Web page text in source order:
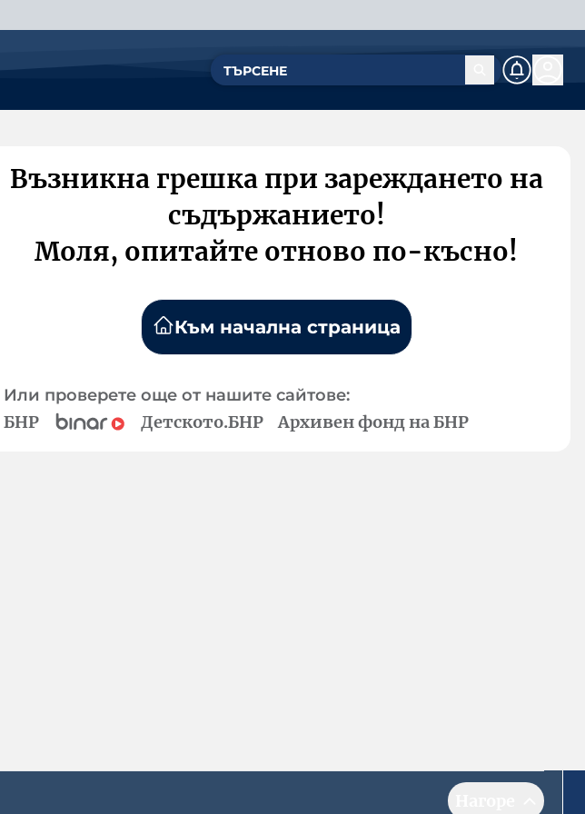
Възникна грешка при зареждането на
съдържанието!
Моля, опитайте отново по-късно!
Към начална страница
Или проверете още от нашите сайтове:
БНР Детското.БНР Архивен фонд на БНР